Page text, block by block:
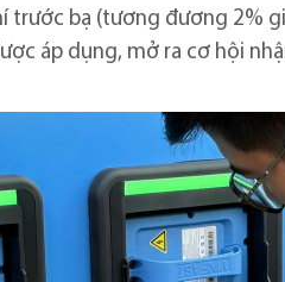
bạ (tương đương 2%
áp dụng, mở ra cơ hội